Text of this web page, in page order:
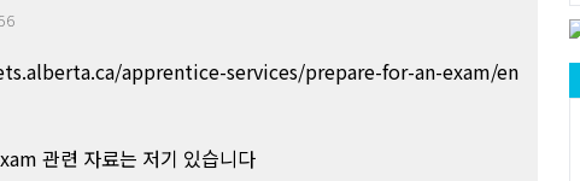
apprentice-services/prepare-for-an-exam/en
관련 자료는 저기 있습니다